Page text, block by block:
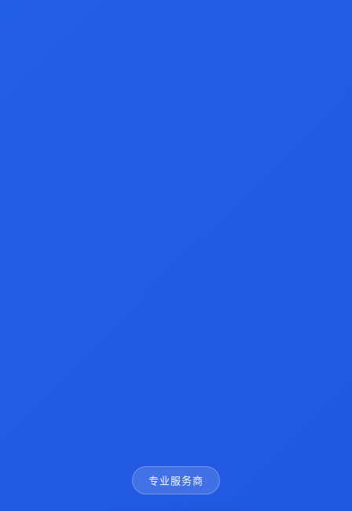
专业服务商